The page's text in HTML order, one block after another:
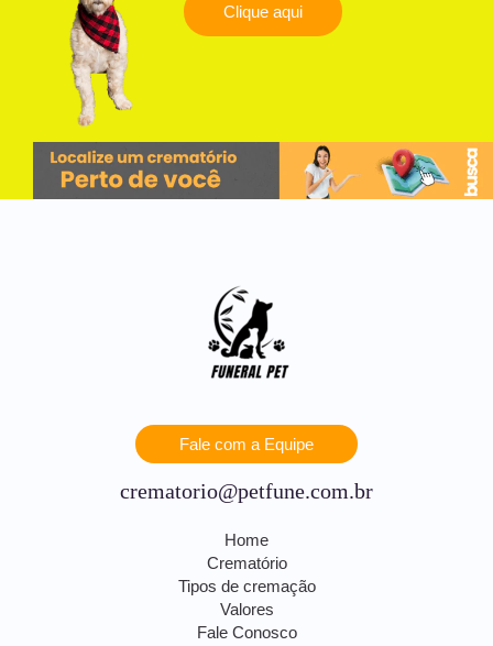
Clique aqui
Fale com a Equipe
crematorio@petfune.com.br
Home
Crematório
Tipos de cremação
Valores
Fale Conosco